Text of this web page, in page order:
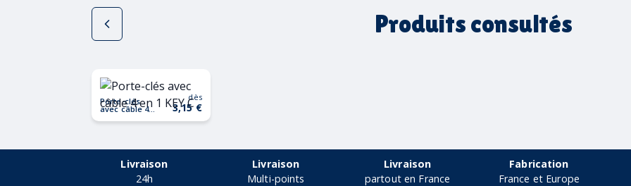
Produits consultés
Porte-clés
avec câble 4
dès
3,15 €
Livraison
24h
Livraison
Multi-points
Livraison
partout en France
Fabrication
France et Europe